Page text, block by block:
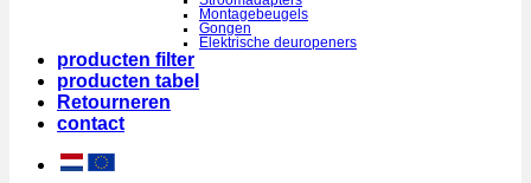
Montagebeugels
Gongen
Elektrische deuropeners
producten filter
producten tabel
Retourneren
contact